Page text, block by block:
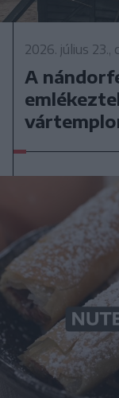
2026. július
A